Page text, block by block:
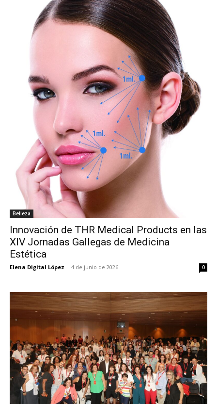
Belleza
Innovación de THR Medical Products en las
XIV Jornadas Gallegas de Medicina
Estética
Elena Digital López - 4 de junio de 2026 0